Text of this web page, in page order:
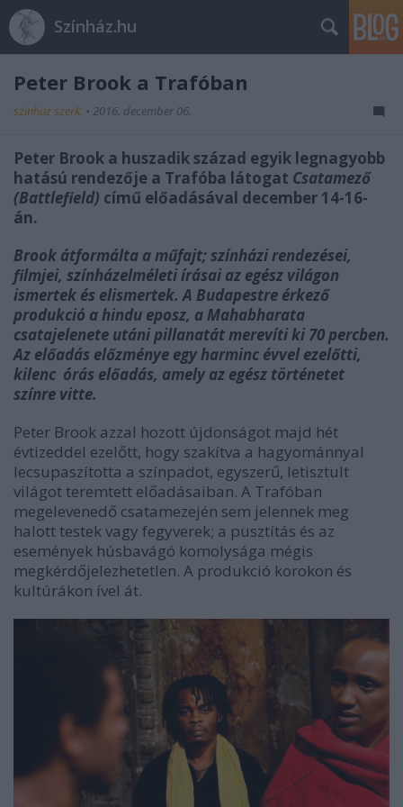
Színház.hu
Peter Brook a Trafóban
szinhaz szerk. • 2016. december 06.
Peter Brook a huszadik század egyik legnagyobb
hatású rendezője a Trafóba látogat Csatamező
(Battlefield) című előadásával december 14-16-
án.
Brook átformálta a műfajt; színházi rendezései,
filmjei, színházelméleti írásai az egész világon
ismertek és elismertek. A Budapestre érkező
produkció a hindu eposz, a Mahabharata
csatajelenete utáni pillanatát merevíti ki 70 percben.
Az előadás előzménye egy harminc évvel ezelőtti,
kilenc órás előadás, amely az egész történetet
színre vitte.
Peter Brook azzal hozott újdonságot majd hét
évtizeddel ezelőtt, hogy szakítva a hagyománnyal
lecsupaszította a színpadot, egyszerű, letisztult
világot teremtett előadásaiban. A Trafóban
megelevenedő csatamezején sem jelennek meg
halott testek vagy fegyverek; a pusztítás és az
események húsbavágó komolysága mégis
megkérdőjelezhetetlen. A produkció korokon és
kultúrákon ível át.